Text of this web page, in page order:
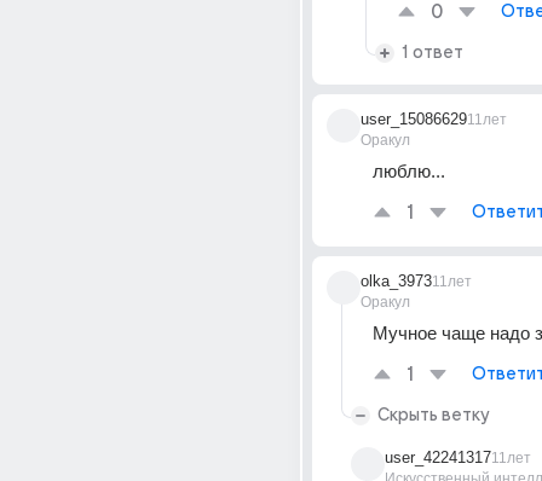
0
1 ответ
user_15086629
Оракул
11лет
люблю...
1
olka_3973
Оракул
11лет
Мучное чаще надо
1
Скрыть ветку
user_4224131711лет